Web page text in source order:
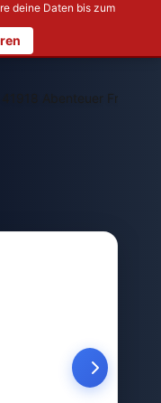
deine Daten bis zum
41918 Abenteuer